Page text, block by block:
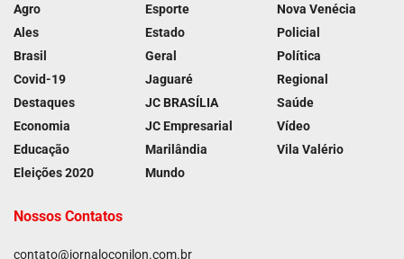
Agro
Ales
Brasil
Covid-19
Destaques
Economia
Educação
Eleições 2020
Esporte
Estado
Geral
Jaguaré
JC BRASÍLIA
JC Empresarial
Marilândia
Mundo
Nova Venécia
Policial
Política
Regional
Saúde
Vídeo
Vila Valério
Nossos Contatos
contato@jornaloconilon.com.br